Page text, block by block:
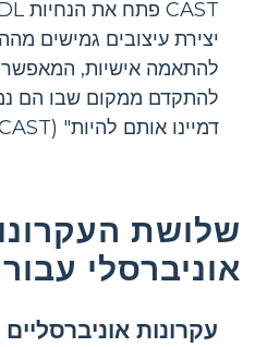
יצירת עיצובים גמישים
להתאמה אישיות,
להתקדם ממקום שבו הם
דמיינו אותם להיות" (CAST).
שלושת
אוניברסלי